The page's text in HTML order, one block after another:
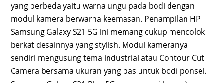
yang berbeda yaitu warna ungu pada bodi dengan
modul kamera berwarna keemasan. Penampilan HP
Samsung Galaxy S21 5G ini memang cukup mencolok
berkat desainnya yang stylish. Modul kameranya
sendiri mengusung tema industrial atau Contour Cut
Camera bersama ukuran yang pas untuk bodi ponsel.